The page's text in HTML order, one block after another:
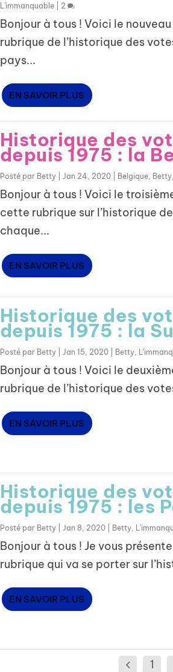
L'immanquable| 2
Bonjour à tous ! Voici le
rubrique de l’historique des
pays...
EN SAVOIR PLUS
Historique des
depuis 1975 : la
Posté par Betty| Jan 24, 2020| Belgique, Betty,
Bonjour à tous ! Voici le
cette rubrique sur l’historique
chaque...
EN SAVOIR PLUS
Historique des
depuis 1975 : la
Posté par Betty| Jan 15, 2020| Betty,
Bonjour à tous ! Voici le
rubrique de l’historique des
EN SAVOIR PLUS
Historique des
depuis 1975 : les
Posté par Betty| Jan 8, 2020| Betty,
Bonjour à tous ! Je vous
rubrique qui va se porter sur
EN SAVOIR PLUS
1